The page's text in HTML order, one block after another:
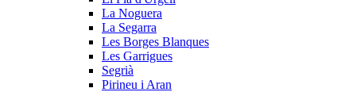
La Noguera
La Segarra
Les Borges Blanques
Les Garrigues
Segrià
Pirineu i Aran